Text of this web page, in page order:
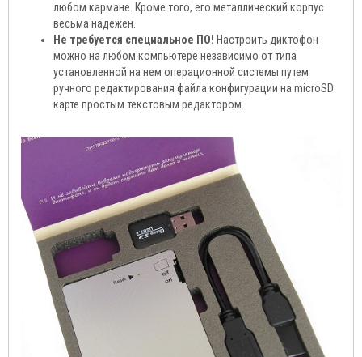
любом кармане. Кроме того, его металлический корпус
весьма надежен.
Не требуется специальное ПО! Настроить диктофон
можно на любом компьютере независимо от типа
установленной на нем операционной системы путем
ручного редактирования файла конфигурации на microSD
карте простым текстовым редактором.